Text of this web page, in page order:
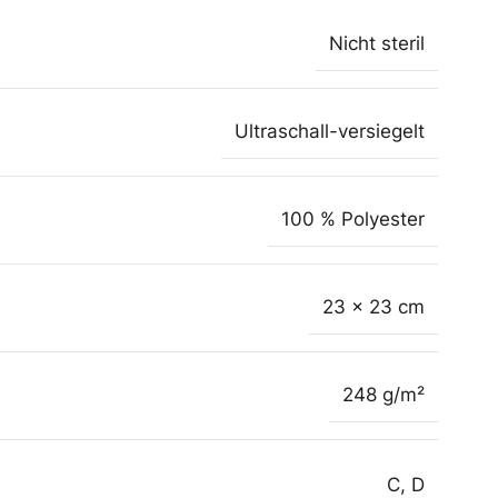
Nicht steril
Ultraschall-versiegelt
100 % Polyester
23 x 23 cm
248 g/m²
C, D